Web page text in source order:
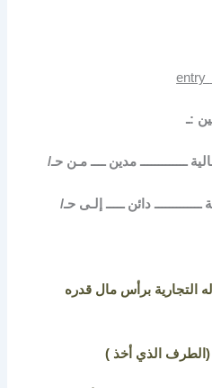
entry
:ـ
ـــــــــــــ مدين ــــ مـن حـ/
دائن ـــــ إلـى حـ/
التجارية برأس مال قدره